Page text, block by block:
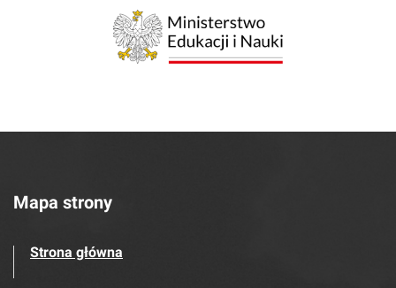
Mapa strony
Strona główna